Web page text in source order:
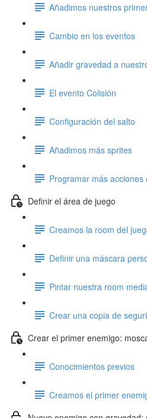
Añadimos nuestros
Cambio en los eventos
Añadir gravedad a
El evento Colisión
Configuración del salto
Añadimos más sprites
Programar más
Definir el área de juego
Creamos la room del
Definir una máscara
Pintar nuestra room
Crear una copia de
Crear el primer enemigo:
Conocimientos previos
Creamos el primer